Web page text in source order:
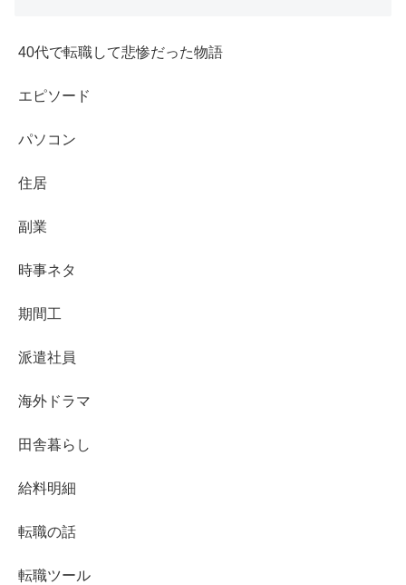
40代で転職して悲惨だった物語
エピソード
パソコン
住居
副業
時事ネタ
期間工
派遣社員
海外ドラマ
田舎暮らし
給料明細
転職の話
転職ツール